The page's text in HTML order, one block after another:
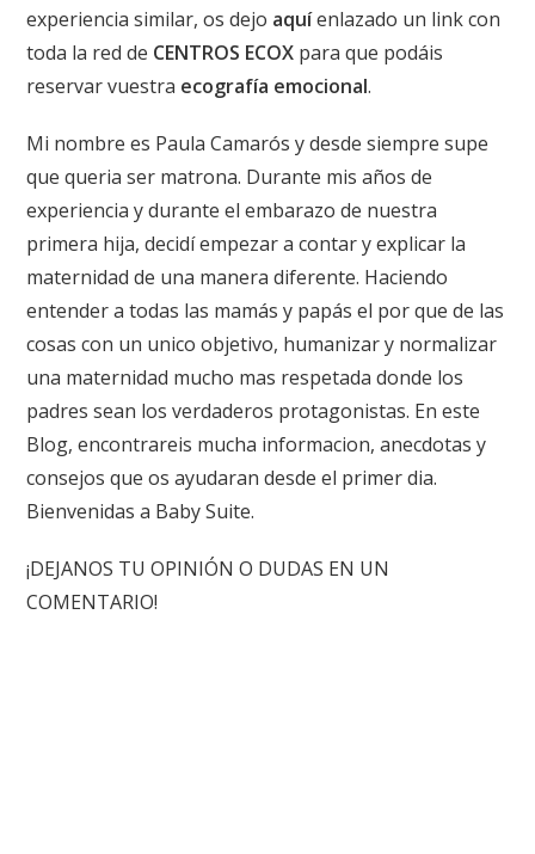
experiencia similar, os dejo aquíenlazado un link con
toda la red de CENTROS ECOX para que podáis
reservar vuestra ecografía emocional.
Mi nombre es Paula Camarós y desde siempre supe
que queria ser matrona. Durante mis años de
experiencia y durante el embarazo de nuestra
primera hija, decidí empezar a contar y explicar la
maternidad de una manera diferente. Haciendo
entender a todas las mamás y papás el por que de las
cosas con un unico objetivo, humanizar y normalizar
una maternidad mucho mas respetada donde los
padres sean los verdaderos protagonistas. En este
Blog, encontrareis mucha informacion, anecdotas y
consejos que os ayudaran desde el primer dia.
Bienvenidas a Baby Suite.
¡DEJANOS TU OPINIÓN O DUDAS EN UN
COMENTARIO!